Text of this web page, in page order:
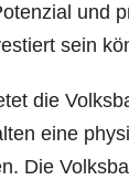
und
sein
die
eine
Die